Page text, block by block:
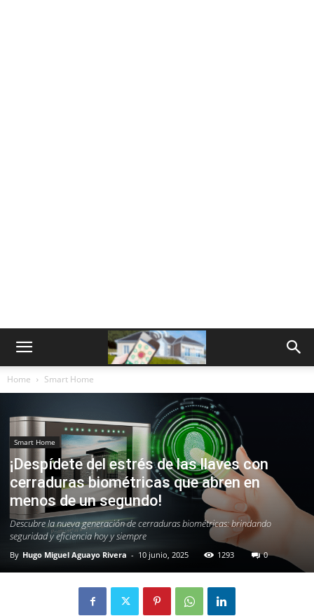
Home Smart Home
Smart Home
¡Despídete del estrés de las llaves con
cerraduras biométricas que abren en
menos de un segundo!
Descubre la nueva generación de cerraduras biométricas: brindando
seguridad y eficiencia hoy y siempre
By Hugo Miguel Aguayo Rivera - 10 junio, 2025 1293 0